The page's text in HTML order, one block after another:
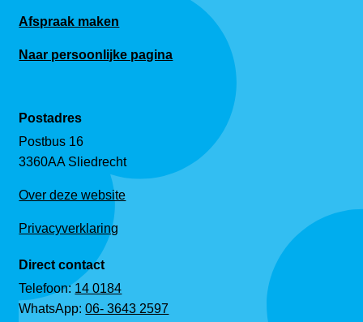
Afspraak maken
Naar persoonlijke pagina
Postadres
Postbus 16
3360AA Sliedrecht
Over deze website
Privacyverklaring
Direct contact
Telefoon:14 0184
WhatsApp:06- 3643 2597